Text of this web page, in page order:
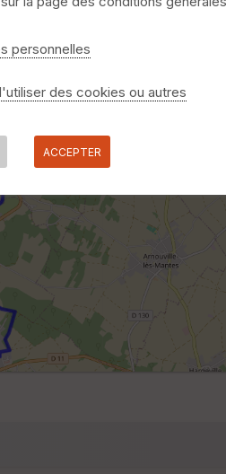
personnelles
des cookies ou autres
ACCEPTER